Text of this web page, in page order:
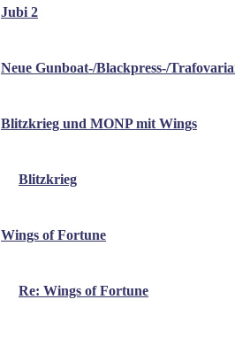
Jubi 2
Neue Gunboat-/Blackpress-/
Blitzkrieg und MONP mit Wings
Blitzkrieg
Wings of Fortune
Re: Wings of Fortune